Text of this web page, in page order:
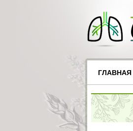
ГЛАВНАЯ